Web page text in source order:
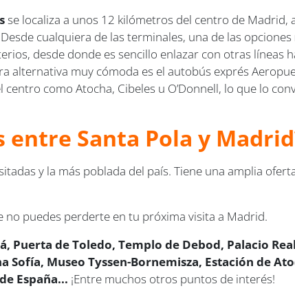
se localiza a unos 12 kilómetros del centro de
cualquiera de las terminales, una de las
desde donde es sencillo enlazar con otras líneas
alternativa muy cómoda es el autobús exprés
como Atocha, Cibeles u O’Donnell, lo que lo
entre Santa Pola y
y la más poblada del país. Tiene una amplia
puedes perderte en tu próxima visita a Madrid.
Puerta de Toledo, Templo de Debod, Palacio
Sofía, Museo Tyssen-Bornemisza, Estación de
España... ¡Entre muchos otros puntos de interés!